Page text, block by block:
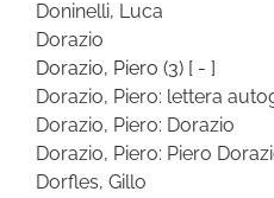
Doninelli, Luca
Dorazio
Dorazio, Piero (3) [ - ]
Dorazio, Piero: lettera
Dorazio, Piero: Dorazio
Dorazio, Piero: Piero
Dorfles, Gillo